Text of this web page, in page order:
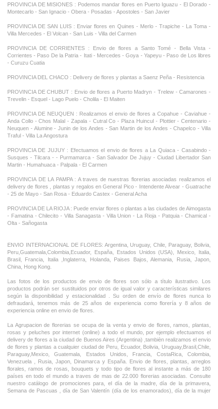
PROVINCIA DE MISIONES : Podemos mandar flores en Puerto Iguazu - El Dorado -
Montecarlo - San Ignacio - Obera - Posadas - Apostoles - San Javier
PROVINCIA DE SAN LUIS : Enviar flores en Quines - Merlo - Trapiche - La Toma -
Villa Mercedes - El Volcan - San Luis - Villa del Carmen
PROVINCIA DE CORRIENTES : Envio de flores a Santo Tomé - Bella Vista -
Corrientes - Paso De la Patria - Itati - Mercedes - Goya - Yapeyu - Paso de Los libres
- Curuzu Cuatia
PROVINCIA DEL CHACO : Delivery de flores y plantas a Saenz Peña - Resistencia
PROVINCIA DE CHUBUT : Envio de flores a Puerto Madryn - Trelew - Camarones -
Trevelin - Esquel - Lago Puelo - Cholila - El Maiten
PROVINCIA DE NEUQUEN : Realizamos el envio de flores a Copahue - Caviahue -
Anda Collo - Chos Malal - Zapala - Cutral Co - Plaza Huincul - Plottier - Centenario -
Neuquen - Alumine - Junin de los Andes - San Martin de los Andes - Chapelco - Villa
Traful - Villa La Angostura
PROVINCIA DE JUJUY : Efectuamos el envio de flores a La Quiaca - Casabindo -
Susques - Tilcara - - Purmamarca - San Salvador De Jujuy - Ciudad Libertador San
Martin - Humahuaca - Palpala - El Carmen
PROVINCIA DE LA PAMPA : A traves de nuestras florerias asociadas realizamos el
delivery de flores , plantas y regalos en General Pico - Intendente Alvear - Guatrache
- 25 de Mayo - San Rosa - Eduardo Castex - General Acha
PROVINCIA DE LA RIOJA : Puede enviar flores o plantas a las ciudades de Aimogasta
- Famatina - Chilecito - Villa Sanagasta - Villa Union - La Rioja - Patquia - Chamical -
Olta - Sañogasta
ENVIO INTERNACIONAL DE FLORES: Argentina, Uruguay, Chile, Paraguay, Bolivia,
Peru,Guatemala,Colombia,Ecuador, España, Estados Unidos (USA), Mexico, Italia,
Brasil, Francia, Italia ,Inglaterra, Holanda, Paises Bajos, Alemania, Rusia, Japon,
China, Hong Kong.
Las fotos de los productos de envio de flores son sólo a título ilustrativo. Los
productos podrán ser sustituidos por otros de igual valor y características similares
según la disponibilidad y estacionalidad . Su orden de envío de flores nunca lo
defraudará, tenemos más de 25 años de experiencia como florería y 8 años de
experiencia online en envio de flores.
La Agrupacion de florerias se ocupa de la venta y envio de flores, ramos, plantas,
rosas y peluches por internet (online) a todo el mundo, por ejemplo efectuamos el
delivery de flores a la ciudad de Buenos Aires (Argentina) ,tambièn realizamos el envio
de flores y plantas a cualquier ciudad de Peru, Ecuador, Bolivia, Uruguay,Brasil,Chile,
Paraguay,Mexico, Guatemala, Estados Unidos, Francia, CostaRica, Colombia,
Venezuela , Rusia, Japon, Dinamarca y España. Envio de flores, plantas, arreglos
florales, ramos de rosas, bouquets y todo tipo de flores al instante a más de 180
países en todo el mundo a traves de mas de 22.000 florerias asociadas. Consulte
nuestro catálogo de promociones para, el día de la madre, día de la primavera,
Semana de Pascuas , día de San Valentín (día de los enamorados), día de la mujer